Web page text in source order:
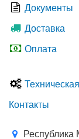
Документы
Доставка
Оплата
Контакты
Республика